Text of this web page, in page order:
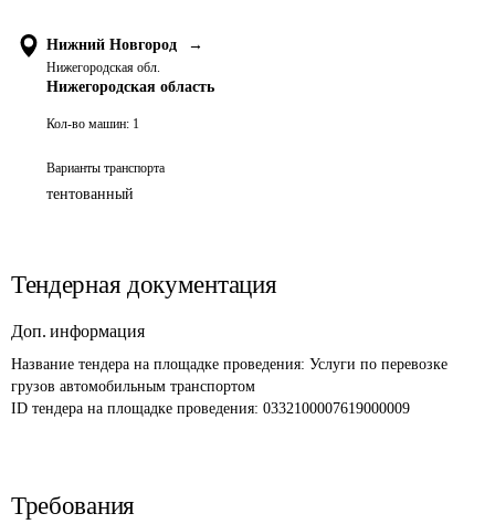
Нижний Новгород →
Нижегородская обл.
Нижегородская область
Кол-во машин: 1
Варианты транспорта
тентованный
Тендерная документация
Доп. информация
Название тендера на площадке проведения: Услуги по перевозке
грузов автомобильным транспортом
ID тендера на площадке проведения: 0332100007619000009
Требования